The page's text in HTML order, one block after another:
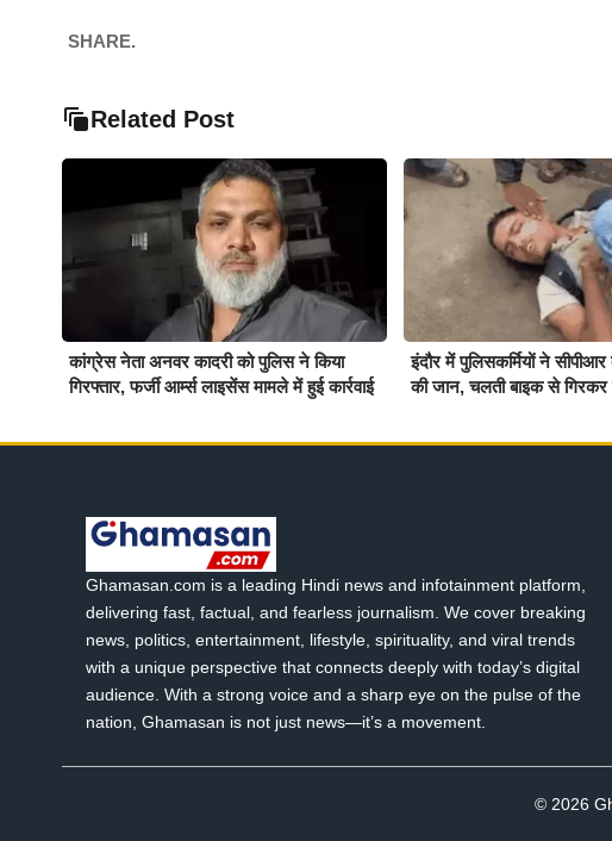
SHARE.
Related Post
कांग्रेस नेता अनवर कादरी को पुलिस ने किया
गिरफ्तार, फर्जी आर्म्स लाइसेंस मामले में हुई कार्रवाई
इंदौर में पुलिसकर्मियों ने
की जान, चलती बाइक से
Ghamasan.com is a leading Hindi news and infotainment platform,
delivering fast, factual, and fearless journalism. We cover breaking
news, politics, entertainment, lifestyle, spirituality, and viral trends
with a unique perspective that connects deeply with today’s digital
audience. With a strong voice and a sharp eye on the pulse of the
nation, Ghamasan is not just news—it’s a movement.
© 2026